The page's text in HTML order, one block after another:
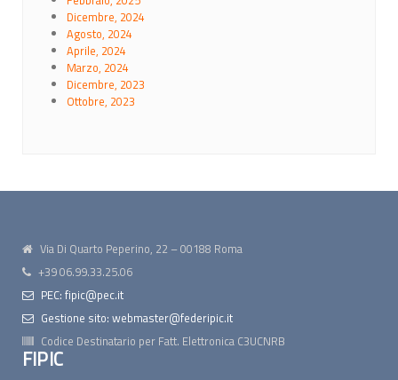
Dicembre, 2024
Agosto, 2024
Aprile, 2024
Marzo, 2024
Dicembre, 2023
Ottobre, 2023
Via Di Quarto Peperino, 22 – 00188 Roma
+39 06.99.33.25.06
PEC: fipic@pec.it
Gestione sito: webmaster@federipic.it
Codice Destinatario per Fatt. Elettronica C3UCNRB
FIPIC